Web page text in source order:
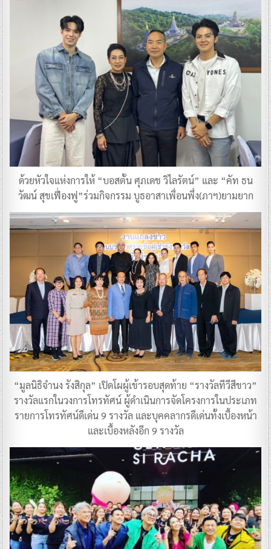
ด้วยหัวใจแห่งการให้ “บอสตั้น ศุภเดช วิไลรัตน์” และ “คัท ธน
วัฒน์ สุขเฟื่องฟู”ร่วมกิจกรรม บูธอาสาเพื่อนพึ่ง(ภาฯ)ยามยาก
“มูลนิธิจำนง รังสิกุล” เปิดโผผู้เข้ารอบสุดท้าย “รางวัลทีวีสีขาว”
รางวัลแรกในวงการโทรทัศน์ ผู้ดำเนินการจัดโครงการในประเภท
รายการโทรทัศน์ดีเด่น 9 รางวัล และบุคคลากรดีเด่นทั้งเบื้องหน้า
และเบื้องหลังอีก 9 รางวัล